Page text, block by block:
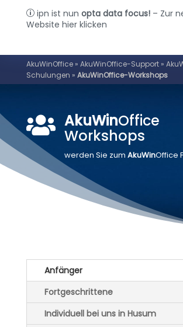
pipn ist nun opta data focus!– Zur
Website hier klicken
AkuWinOffice» AkuWinOffice-Support»
Schulungen » AkuWinOffice-Workshops
 AkuWinOffice
Workshops
werden Sie zum AkuWinOffice
Anfänger
Fortgeschrittene
Individuell bei uns in Husum